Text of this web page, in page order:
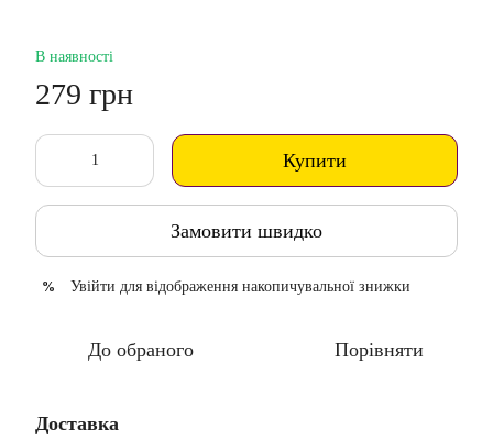
В наявності
279 грн
Купити
Замовити швидко
% Увійти для відображення накопичувальної знижки
До обраного Порівняти
Доставка